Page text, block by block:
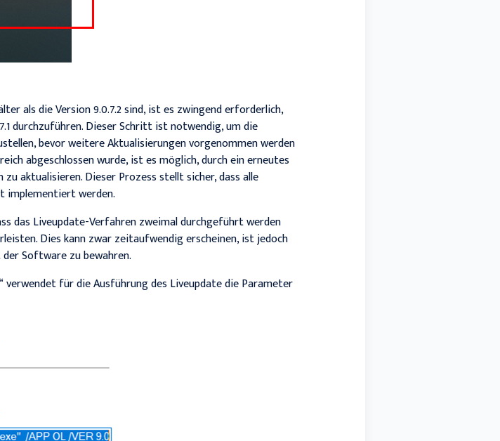
als die Version 9.0.7.2 sind, ist es zwingend erforderlich,
durchzuführen. Dieser Schritt ist notwendig, um die
bevor weitere Aktualisierungen vorgenommen werden
abgeschlossen wurde, ist es möglich, durch ein erneutes
aktualisieren. Dieser Prozess stellt sicher, dass alle
implementiert werden.
das Liveupdate-Verfahren zweimal durchgeführt werden
Dies kann zwar zeitaufwendig erscheinen, ist jedoch
Software zu bewahren.
verwendet für die Ausführung des Liveupdate die Parameter